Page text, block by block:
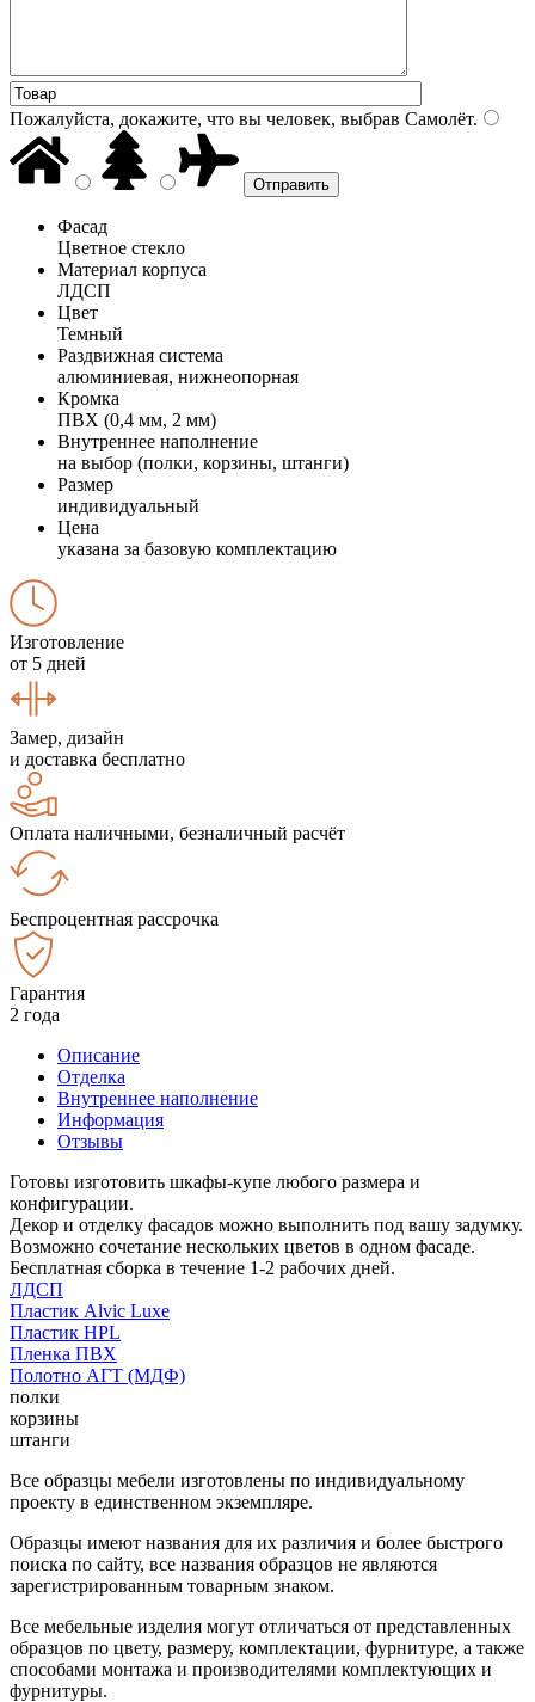
Пожалуйста, докажите, что вы человек, выбрав Самолёт.
Фасад
Цветное стекло
Материал корпуса
ЛДСП
Цвет
Темный
Раздвижная система
алюминиевая, нижнеопорная
Кромка
ПВХ (0,4 мм, 2 мм)
Внутреннее наполнение
на выбор (полки, корзины, штанги)
Размер
индивидуальный
Цена
указана за базовую комплектацию
Изготовление
от 5 дней
Замер, дизайн
и доставка бесплатно
Оплата наличными, безналичный расчёт
Беспроцентная рассрочка
Гарантия
2 года
Описание
Отделка
Внутреннее наполнение
Информация
Отзывы
Готовы изготовить шкафы-купе любого размера и
конфигурации.
Декор и отделку фасадов можно выполнить под вашу задумку.
Возможно сочетание нескольких цветов в одном фасаде.
Бесплатная сборка в течение 1-2 рабочих дней.
ЛДСП
Пластик Alvic Luxe
Пластик HPL
Пленка ПВХ
Полотно АГТ (МДФ)
полки
корзины
штанги
Все образцы мебели изготовлены по индивидуальному
проекту в единственном экземпляре.
Образцы имеют названия для их различия и более быстрого
поиска по сайту, все названия образцов не являются
зарегистрированным товарным знаком.
Все мебельные изделия могут отличаться от представленных
образцов по цвету, размеру, комплектации, фурнитуре, а также
способами монтажа и производителями комплектующих и
фурнитуры.